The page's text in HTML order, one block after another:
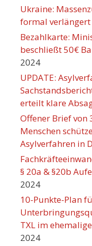
Ukraine:
formal verlängert
Bezahlkarte:
beschließt 50€
2024
UPDATE:
erteilt klare
Offener Brief von
Menschen
Asylverfahren in
§ 20a & §20b
2024
10-Punkte-Plan
TXL im
2024